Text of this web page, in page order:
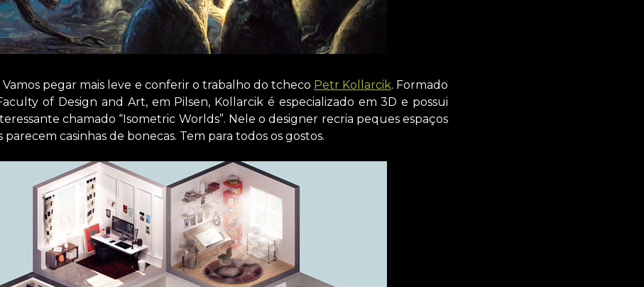
pegar mais leve e conferir o trabalho do tcheco Petr Kollarcik. Formado
of Design and Art, em Pilsen, Kollarcik é especializado em 3D e possui
chamado “Isometric Worlds”. Nele o designer recria peques espaços
casinhas de bonecas. Tem para todos os gostos.